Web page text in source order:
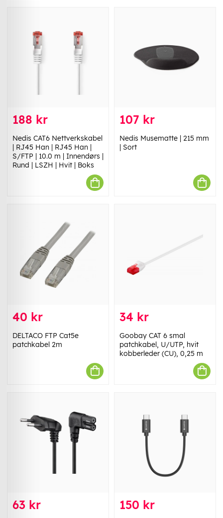
188 kr
Nedis CAT6 Nettverkskabel
| RJ45 Han | RJ45 Han |
S/FTP | 10.0 m | Innendørs |
Rund | LSZH | Hvit | Boks
107 kr
Nedis Musematte | 215 mm
| Sort
40 kr
DELTACO FTP Cat5e
patchkabel 2m
34 kr
Goobay CAT 6 smal
patchkabel, U/UTP, hvit
kobberleder (CU), 0,25 m
63 kr 150 kr